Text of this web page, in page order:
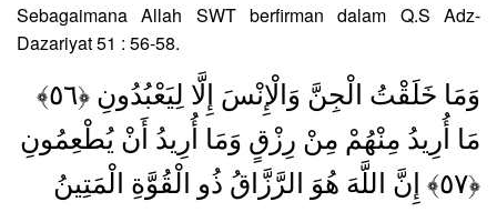
Sebagaimana Allah SWT berfirman dalam Q.S Adz-
Dazariyat 51 : 56-58.
وَمَا خَلَقْتُ الْجِنَّ وَالْإِنْسَ إِلَّا لِيَعْبُدُونِ ﴿٥٦﴾
مَا أُرِيدُ مِنْهُمْ مِنْ رِزْقٍ وَمَا أُرِيدُ أَنْ يُطْعِمُونِ
﴿٥٧﴾ إِنَّ اللَّهَ هُوَ الرَّزَّاقُ ذُو الْقُوَّةِ الْمَتِينُ